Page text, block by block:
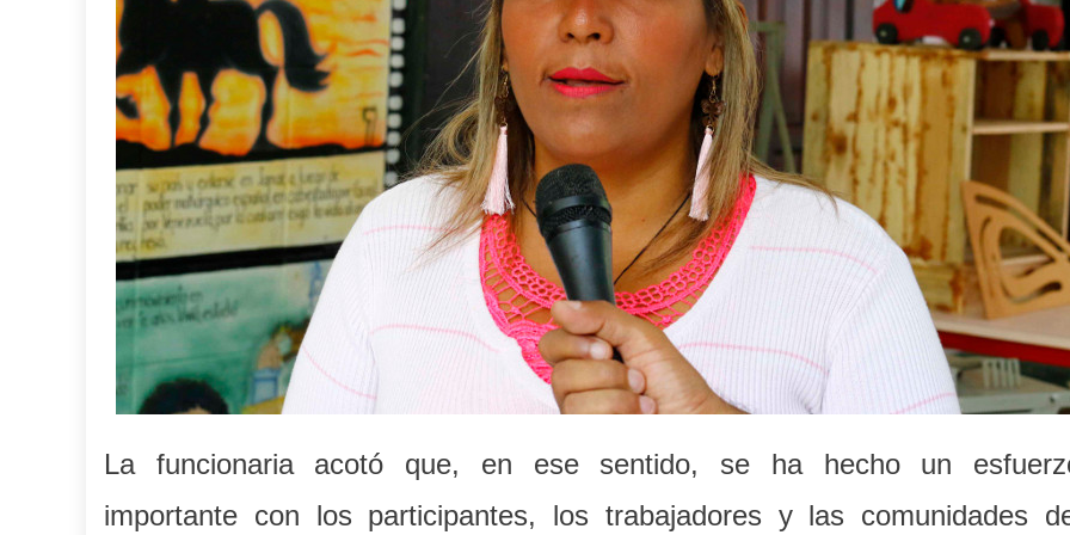
La funcionaria acotó que, en ese sentido, se ha hecho un
importante con los participantes, los trabajadores y las comunidades